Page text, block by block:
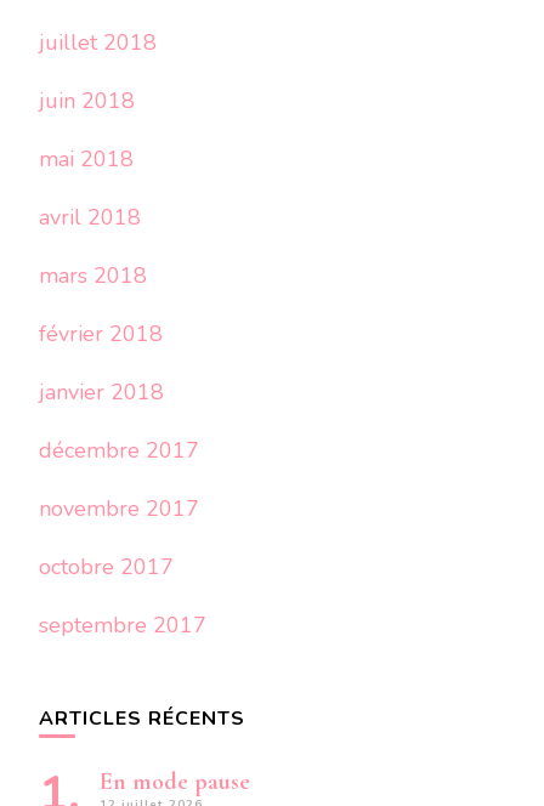
juillet 2018
juin 2018
mai 2018
avril 2018
mars 2018
février 2018
janvier 2018
décembre 2017
novembre 2017
octobre 2017
septembre 2017
ARTICLES RÉCENTS
En mode pause